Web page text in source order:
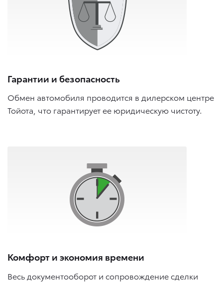
Гарантии и безопасность
Обмен автомобиля проводится в дилерском центре
Тойота, что гарантирует ее юридическую чистоту.
Комфорт и экономия времени
Весь документооборот и сопровождение сделки